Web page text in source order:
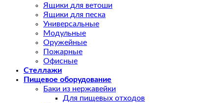
Ящики для ветоши
Ящики для песка
Универсальные
Модульные
Оружейные
Пожарные
Офисные
Стеллажи
Пищевое оборудование
Баки из нержавейки
Для пищевых отходов